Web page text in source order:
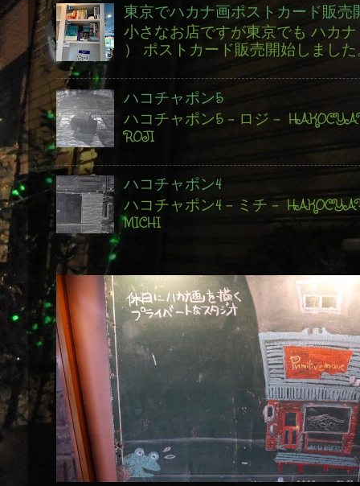
東京でハカナ画ポストカード販売
小さなお店ですが東京でも ハカ
） ポストカード販売開始しまし
ハコチャポン5
ハコチャポン5 - ロジ -
ROJI
ハコチャポン4
ハコチャポン4 - ミチ -
MICHI